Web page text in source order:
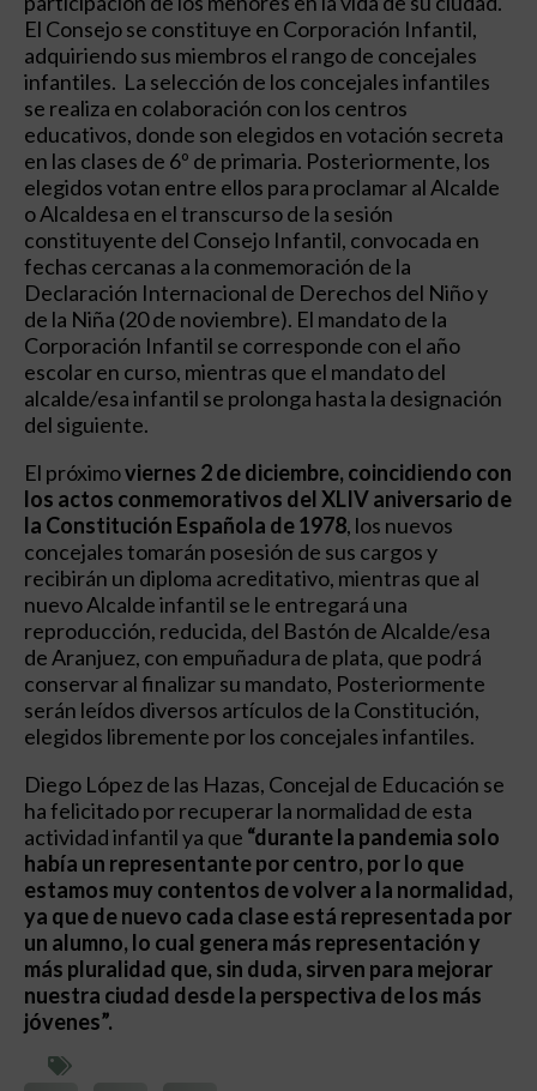
El Consejo se constituye en Corporación Infantil,
adquiriendo sus miembros el rango de concejales
infantiles. La selección de los concejales infantiles
se realiza en colaboración con los centros
educativos, donde son elegidos en votación secreta
en las clases de 6º de primaria. Posteriormente, los
elegidos votan entre ellos para proclamar al Alcalde
o Alcaldesa en el transcurso de la sesión
constituyente del Consejo Infantil, convocada en
fechas cercanas a la conmemoración de la
Declaración Internacional de Derechos del Niño y
de la Niña (20 de noviembre). El mandato de la
Corporación Infantil se corresponde con el año
escolar en curso, mientras que el mandato del
alcalde/esa infantil se prolonga hasta la designación
del siguiente.
El próximoviernes 2 de diciembre, coincidiendo con
los actos conmemorativos del XLIV aniversario de
la Constitución Española de 1978, los nuevos
concejales tomarán posesión de sus cargos y
recibirán un diploma acreditativo, mientras que al
nuevo Alcalde infantil se le entregará una
reproducción, reducida, del Bastón de Alcalde/esa
de Aranjuez, con empuñadura de plata, que podrá
conservar al finalizar su mandato, Posteriormente
serán leídos diversos artículos de la Constitución,
elegidos libremente por los concejales infantiles.
Diego López de las Hazas, Concejal de Educación se
ha felicitado por recuperar la normalidad de esta
actividad infantil ya que “durante la pandemia solo
había un representante por centro, por lo que
estamos muy contentos de volver a la normalidad,
ya que de nuevo cada clase está representada por
un alumno, lo cual genera más representación y
más pluralidad que, sin duda, sirven para mejorar
nuestra ciudad desde la perspectiva de los más
jóvenes”.